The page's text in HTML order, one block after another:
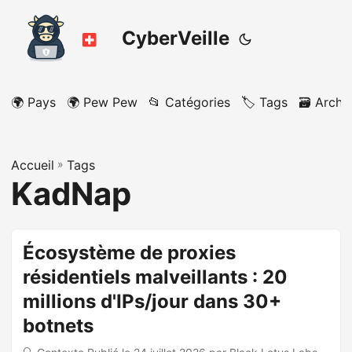
CyberVeille
🌍 Pays 🌍 Pew Pew 📂 Catégories 🏷️ Tags 🗃️
Accueil » Tags
KadNap
Écosystème de proxies
résidentiels malveillants : 20
millions d'IPs/jour dans 30+
botnets